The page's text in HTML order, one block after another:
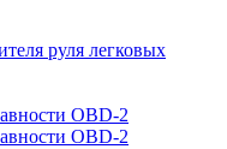
руля легковых
OBD-2
OBD-2